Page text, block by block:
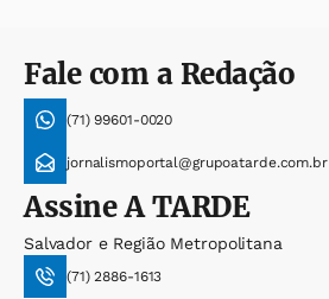
Fale com a Redação
(71) 99601-0020
jornalismoportal@grupoatarde.com.br
AssineA TARDE
Salvador e Região Metropolitana
(71) 2886-1613